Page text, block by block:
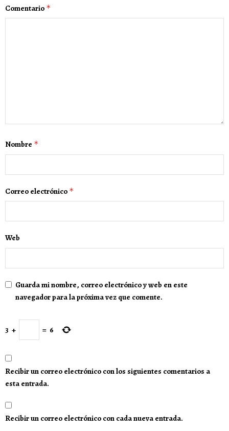
Comentario *
Nombre *
Correo electrónico *
Web
Guarda mi nombre, correo electrónico y web en este
navegador para la próxima vez que comente.
3 + = 6
Recibir un correo electrónico con los siguientes comentarios a
esta entrada.
Recibir un correo electrónico con cada nueva entrada.